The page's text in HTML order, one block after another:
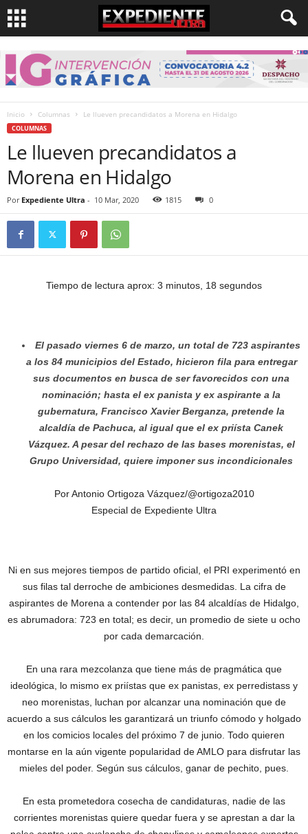
Inicio Columnas Le llueven precandidatos a Morena en Hidalgo
COLUMNAS
Le llueven precandidatos a
Morena en Hidalgo
Por Expediente Ultra - 10 Mar, 2020 1815 0
Tiempo de lectura aprox: 3 minutos, 18 segundos
El pasado viernes 6 de marzo, un total de 723 aspirantes
a los 84 municipios del Estado, hicieron fila para entregar
sus documentos en busca de ser favorecidos con una
nominación; hasta el ex panista y ex aspirante a la
gubernatura, Francisco Xavier Berganza, pretende la
alcaldía de Pachuca, al igual que el ex priísta Canek
Vázquez. A pesar del rechazo de las bases morenistas, el
Grupo Universidad, quiere imponer sus incondicionales
Por Antonio Ortigoza Vázquez/@ortigoza2010
Especial de Expediente Ultra
Ni en sus mejores tiempos de partido oficial, el PRI experimentó en
sus filas tal derroche de ambiciones desmedidas. La cifra de
aspirantes de Morena a contender por las 84 alcaldías de Hidalgo,
es abrumadora: 723 en total; es decir, un promedio de siete u ocho
por cada demarcación.
En una rara mezcolanza que tiene más de pragmática que
ideológica, lo mismo ex priístas que ex panistas, ex perredistass y
neo morenistas, luchan por alcanzar una nominación que de
acuerdo a sus cálculos les garantizará un triunfo cómodo y holgado
en los comicios locales del próximo 7 de junio. Todo quieren
montarse en la aún vigente popularidad de AMLO para disfrutar las
mieles del poder. Según sus cálculos, ganar de pechito, pues.
En esta prometedora cosecha de candidaturas, nadie de las
corrientes morenistas quiere quedar fuera y se aprestan a dar la